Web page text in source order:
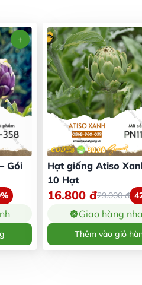
Gói
Hạt giống Atiso
10 Hạt
16.800 đ29.000đ
Giao hàng
Thêm vào giỏ